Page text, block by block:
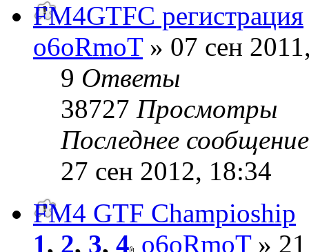
FM4GTFC регистрация
o6oRmoT» 07 сен
9 Ответы
38727 Просмотры
Последнее
27 сен 2012, 18:34
FM4 GTF Champioship
1, 2, 3, 4 o6oRmoT» 21